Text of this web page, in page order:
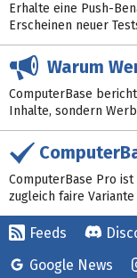
Erhalte eine Push-
Erscheinen neuer
Warum
ComputerBase
Inhalte, sondern
ComputerBase Pro
zugleich faire
Feeds
Google News